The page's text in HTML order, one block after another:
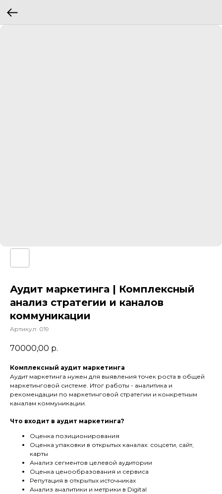
Аудит маркетинга | Комплексный
анализ стратегии и каналов
коммуникации
Артикул: 019
70000,00 р.
Комплексный аудит маркетинга
Аудит маркетинга нужен для выявления точек роста в общей
маркетинговой системе. Итог работы - аналитика и
рекомендации по маркетинговой стратегии и конкретным
каналам коммуникации.
Что входит в аудит маркетинга?
Оценка позиционирования
Оценка упаковки в открытых каналах: соцсети, сайт,
карты
Анализ сегментов целевой аудитории
Оценка ценообразования и сервиса
Репутация в открытых источниках
Анализ аналитики и метрики в Digital